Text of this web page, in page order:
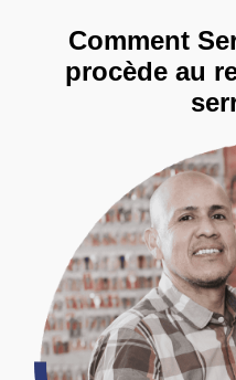
Comment
procède au